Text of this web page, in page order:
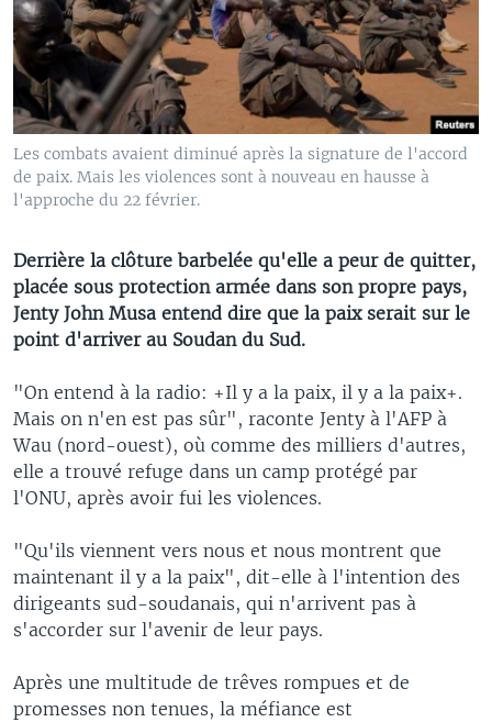
Les combats avaient diminué après la signature de l'accord
de paix. Mais les violences sont à nouveau en hausse à
l'approche du 22 février.
Derrière la clôture barbelée qu'elle a peur de quitter,
placée sous protection armée dans son propre pays,
Jenty John Musa entend dire que la paix serait sur le
point d'arriver au Soudan du Sud.
"On entend à la radio: +Il y a la paix, il y a la paix+.
Mais on n'en est pas sûr", raconte Jenty à l'AFP à
Wau (nord-ouest), où comme des milliers d'autres,
elle a trouvé refuge dans un camp protégé par
l'ONU, après avoir fui les violences.
"Qu'ils viennent vers nous et nous montrent que
maintenant il y a la paix", dit-elle à l'intention des
dirigeants sud-soudanais, qui n'arrivent pas à
s'accorder sur l'avenir de leur pays.
Après une multitude de trêves rompues et de
promesses non tenues, la méfiance est